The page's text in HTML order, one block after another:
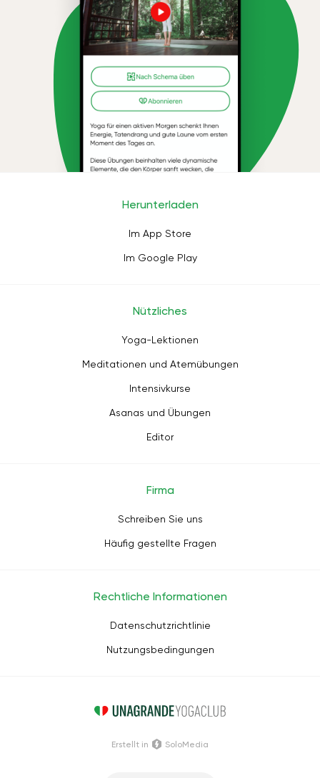
Herunterladen
Im App Store
Im Google Play
Nützliches
Yoga-Lektionen
Meditationen und Atemübungen
Intensivkurse
Asanas und Übungen
Editor
Firma
Schreiben Sie uns
Häufig gestellte Fragen
Rechtliche Informationen
Datenschutzrichtlinie
Nutzungsbedingungen
Erstellt in SoloMedia